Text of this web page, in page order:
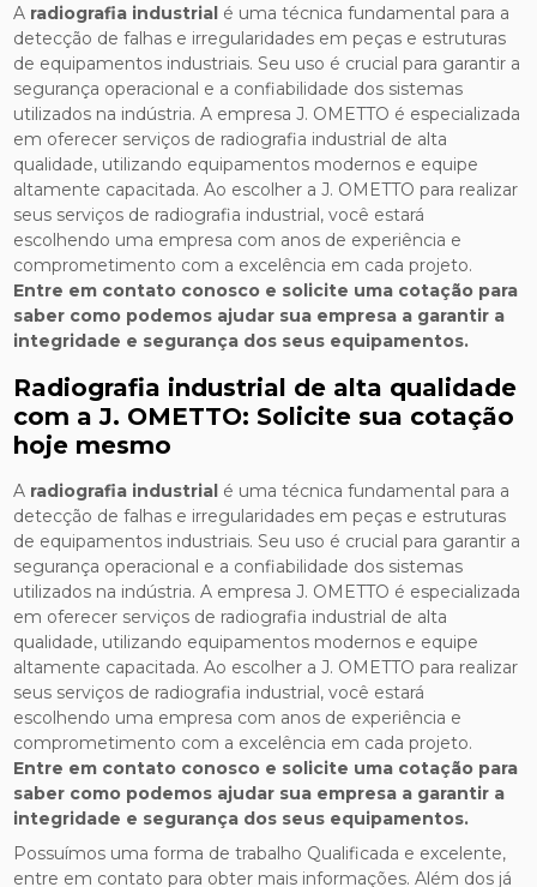
A radiografia industrial é uma técnica fundamental para a
detecção de falhas e irregularidades em peças e estruturas
de equipamentos industriais. Seu uso é crucial para garantir a
segurança operacional e a confiabilidade dos sistemas
utilizados na indústria. A empresa J. OMETTO é especializada
em oferecer serviços de radiografia industrial de alta
qualidade, utilizando equipamentos modernos e equipe
altamente capacitada. Ao escolher a J. OMETTO para realizar
seus serviços de radiografia industrial, você estará
escolhendo uma empresa com anos de experiência e
comprometimento com a excelência em cada projeto.
Entre em contato conosco e solicite uma cotação para
saber como podemos ajudar sua empresa a garantir a
integridade e segurança dos seus equipamentos.
Radiografia industrial de alta qualidade
com a J. OMETTO: Solicite sua cotação
hoje mesmo
A radiografia industrial é uma técnica fundamental para a
detecção de falhas e irregularidades em peças e estruturas
de equipamentos industriais. Seu uso é crucial para garantir a
segurança operacional e a confiabilidade dos sistemas
utilizados na indústria. A empresa J. OMETTO é especializada
em oferecer serviços de radiografia industrial de alta
qualidade, utilizando equipamentos modernos e equipe
altamente capacitada. Ao escolher a J. OMETTO para realizar
seus serviços de radiografia industrial, você estará
escolhendo uma empresa com anos de experiência e
comprometimento com a excelência em cada projeto.
Entre em contato conosco e solicite uma cotação para
saber como podemos ajudar sua empresa a garantir a
integridade e segurança dos seus equipamentos.
Possuímos uma forma de trabalho Qualificada e excelente,
entre em contato para obter mais informações. Além dos já